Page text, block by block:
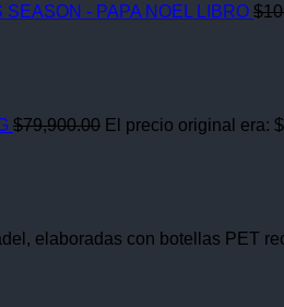
- PAPA NOEL LIBRO $
$79,900.00 El precio original era:
elaboradas con botellas PET